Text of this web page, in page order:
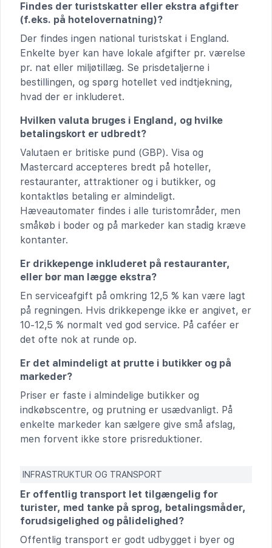
Findes der turistskatter eller ekstra afgifter
(f.eks. på hotelovernatning)?
Der findes ingen national turistskat i England.
Enkelte byer kan have lokale afgifter pr. værelse
pr. nat eller miljøtillæg. Se prisdetaljerne i
bestillingen, og spørg hotellet ved indtjekning,
hvad der er inkluderet.
Hvilken valuta bruges i England, og hvilke
betalingskort er udbredt?
Valutaen er britiske pund (GBP). Visa og
Mastercard accepteres bredt på hoteller,
restauranter, attraktioner og i butikker, og
kontaktløs betaling er almindeligt.
Hæveautomater findes i alle turistområder, men
småkøb i boder og på markeder kan stadig kræve
kontanter.
Er drikkepenge inkluderet på restauranter,
eller bør man lægge ekstra?
En serviceafgift på omkring 12,5 % kan være lagt
på regningen. Hvis drikkepenge ikke er angivet, er
10-12,5 % normalt ved god service. På caféer er
det ofte nok at runde op.
Er det almindeligt at prutte i butikker og på
markeder?
Priser er faste i almindelige butikker og
indkøbscentre, og prutning er usædvanligt. På
enkelte markeder kan sælgere give små afslag,
men forvent ikke store prisreduktioner.
INFRASTRUKTUR OG TRANSPORT
Er offentlig transport let tilgængelig for
turister, med tanke på sprog, betalingsmåder,
forudsigelighed og pålidelighed?
Offentlig transport er godt udbygget i byer og